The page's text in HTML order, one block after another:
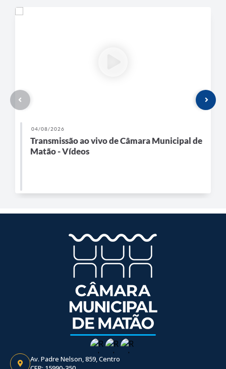
04/08/2026
Transmissão ao vivo de Câmara Municipal de
Matão - Vídeos
Av. Padre Nelson, 859, Centro